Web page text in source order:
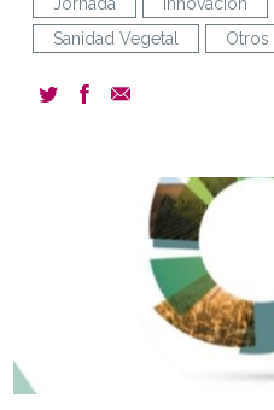
Sanidad Vegetal
Otros